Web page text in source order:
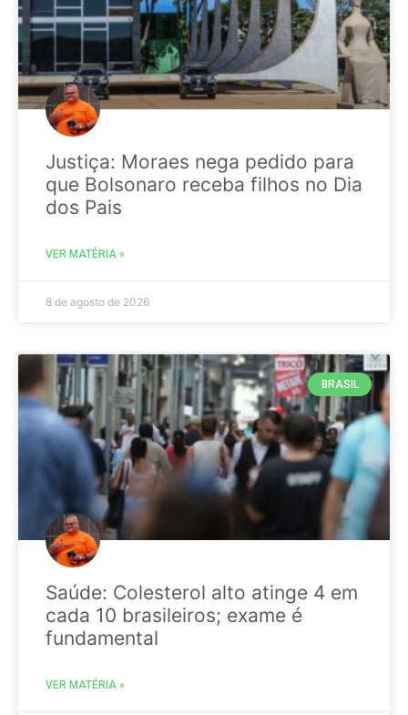
Justiça: Moraes nega pedido para
que Bolsonaro receba filhos no Dia
dos Pais
VER MATÉRIA »
8 de agosto de 2026
BRASIL
Saúde: Colesterol alto atinge 4 em
cada 10 brasileiros; exame é
fundamental
VER MATÉRIA »